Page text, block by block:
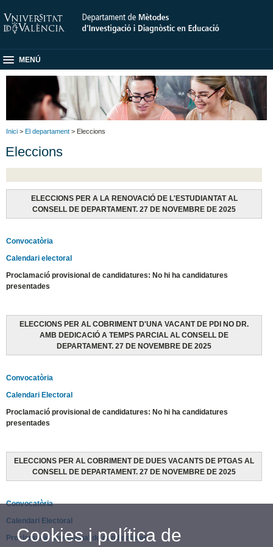
MENÚ
Inici > El departament > Eleccions
Eleccions
ELECCIONS PER A LA RENOVACIÓ DE L'ESTUDIANTAT AL
CONSELL DE DEPARTAMENT. 27 DE NOVEMBRE DE 2025
Convocatòria
Calendari electoral
Proclamació provisional de candidatures: No hi ha candidatures
presentades
ELECCIONS PER AL COBRIMENT D'UNA VACANT DE PDI NO DR.
AMB DEDICACIÓ A TEMPS PARCIAL AL CONSELL DE
DEPARTAMENT. 27 DE NOVEMBRE DE 2025
Convocatòria
Calendari Electoral
Proclamació provisional de candidatures: No hi ha candidatures
presentades
ELECCIONS PER AL COBRIMENT DE DUES VACANTS DE PTGAS AL
CONSELL DE DEPARTAMENT. 27 DE NOVEMBRE DE 2025
Convocatòria
Calendari Electoral
Proclamació provisional de candidatures
Cookies i política de